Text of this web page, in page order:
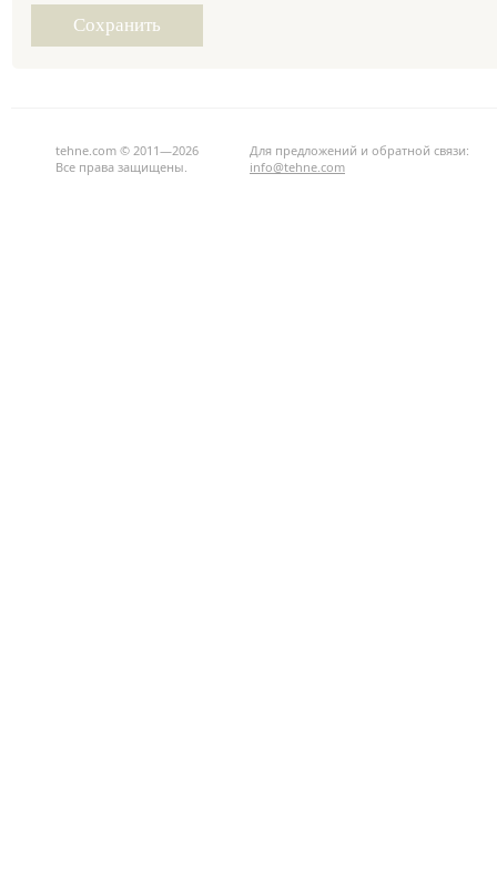
tehne.com © 2011—2026
Все права защищены.
Для предложений и обратной связи:
info@tehne.com